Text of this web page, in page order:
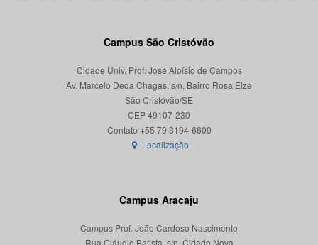
Campus São Cristóvão
Cidade Univ. Prof. José Aloísio de Campos
Av. Marcelo Deda Chagas, s/n, Bairro Rosa Elze
São Cristóvão/SE
CEP 49107-230
Localização
Campus Aracaju
Campus Prof. João Cardoso Nascimento